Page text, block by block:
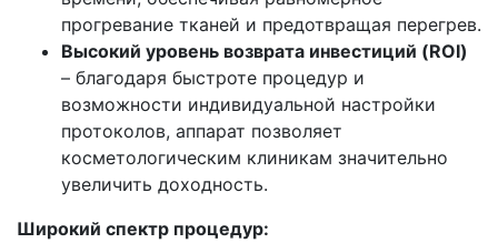
прогревание тканей и предотвращая перегрев.
Высокий уровень возврата инвестиций (ROI)
– благодаря быстроте процедур и
возможности индивидуальной настройки
протоколов, аппарат позволяет
косметологическим клиникам значительно
увеличить доходность.
Широкий спектр процедур: